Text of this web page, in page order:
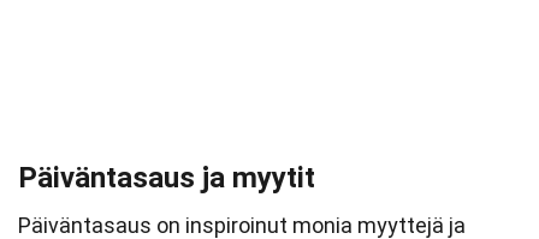
Päiväntasaus ja myytit
Päiväntasaus on inspiroinut monia myyttejä ja